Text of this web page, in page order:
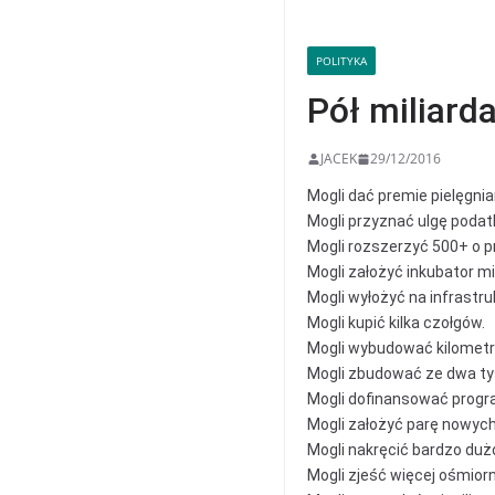
POLITYKA
Pół
JACEK 29/12/2016
Mogli dać premie
Mogli przyznać ulgę
Mogli rozszerzyć 500+ o
Mogli założyć inkubator
Mogli wyłożyć na
Mogli kupić kilka czołgów.
Mogli wybudować
Mogli zbudować ze dwa
Mogli dofinansować
Mogli założyć parę
Mogli nakręcić bardzo
Mogli zjeść więcej